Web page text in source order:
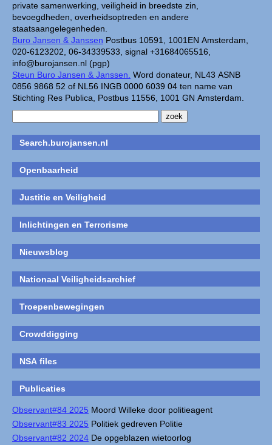
private samenwerking, veiligheid in breedste zin,
bevoegdheden, overheidsoptreden en andere
staatsaangelegenheden.
Buro Jansen & Janssen Postbus 10591, 1001EN Amsterdam,
020-6123202, 06-34339533, signal +31684065516,
info@burojansen.nl (pgp)
Steun Buro Jansen & Janssen. Word donateur, NL43 ASNB
0856 9868 52 of NL56 INGB 0000 6039 04 ten name van
Stichting Res Publica, Postbus 11556, 1001 GN Amsterdam.
Search.burojansen.nl
Openbaarheid
Justitie en Veiligheid
Inlichtingen en Terrorisme
Nieuwsblog
Nationaal Veiligheidsarchief
Troepenbewegingen
Crowddigging
NSA files
Publicaties
Observant#84 2025 Moord Willeke door politieagent
Observant#83 2025 Politiek gedreven Politie
Observant#82 2024 De opgeblazen wietoorlog